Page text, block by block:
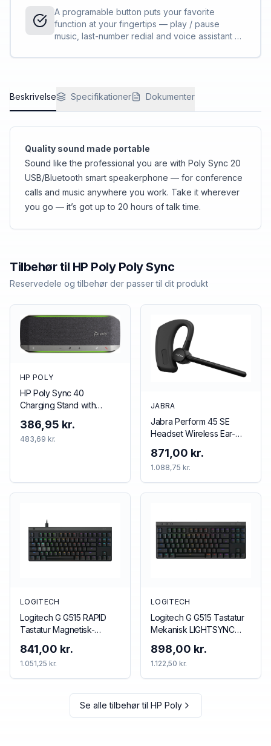
A programable button puts your favorite
function at your fingertips — play / pause
music, last-number redial and voice assistant —
from a distance with the highly visible light bar.
Beskrivelse Specifikationer Dokumenter
Quality sound made portable
Sound like the professional you are with Poly Sync 20
USB/Bluetooth smart speakerphone — for conference
calls and music anywhere you work. Take it wherever
you go — it’s got up to 20 hours of talk time.
Tilbehør til HP Poly Poly Sync
Reservedele og tilbehør der passer til dit produkt
HP POLY
HP Poly Sync 40
Charging Stand with
386,95 kr.
483,69 kr.
JABRA
Jabra Perform 45 SE
Headset Wireless Ear-
USB Type-C Bluetooth
Black
871,00 kr.
1.088,75 kr.
LOGITECH
Logitech G G515 RAPID
Tastatur Magnetisk-
US International
841,00 kr.
1.051,25 kr.
LOGITECH
Logitech G G515 Tastatur
Mekanisk LIGHTSYNC
898,00 kr.
1.122,50 kr.
Se alle tilbehør til HP Poly